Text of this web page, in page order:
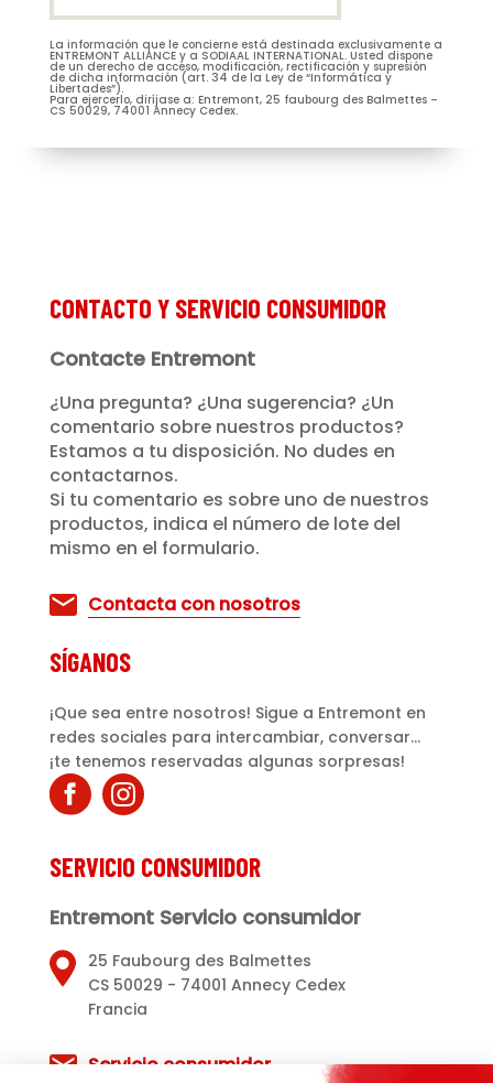
M. Mme
Prénom
Entremont*(Nécessaire)
La información que le concierne está destinada exclusivamente a
ENTREMONT ALLIANCE y a SODIAAL INTERNATIONAL. Usted dispone
de un derecho de acceso, modificación, rectificación y supresión
de dicha información (art. 34 de la Ley de “Informática y
Libertades”).
Para ejercerlo, diríjase a: Entremont, 25 faubourg des Balmettes –
CS 50029, 74001 Annecy Cedex.
CONTACTO Y SERVICIO CONSUMIDOR
Contacte Entremont
¿Una pregunta? ¿Una sugerencia? ¿Un
comentario sobre nuestros productos?
Estamos a tu disposición. No dudes en
contactarnos.
Si tu comentario es sobre uno de nuestros
productos, indica el número de lote del
mismo en el formulario.
Contacta con nosotros
SÍGANOS
¡Que sea entre nosotros! Sigue a Entremont en
redes sociales para intercambiar, conversar...
¡te tenemos reservadas algunas sorpresas!
SERVICIO CONSUMIDOR
Entremont Servicio consumidor
25 Faubourg des Balmettes
CS 50029 - 74001 Annecy Cedex
Francia
Servicio consumidor